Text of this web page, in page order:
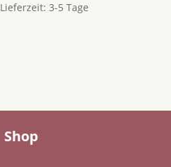
Lieferzeit:3-5 Tage
Shop